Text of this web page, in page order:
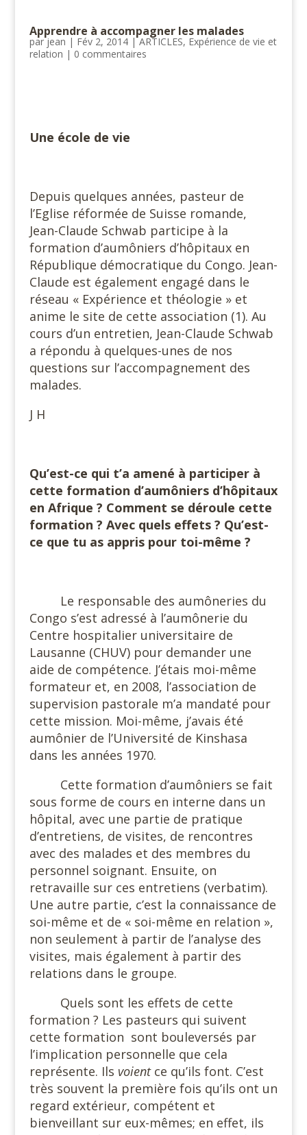
Apprendre à accompagner les malades
parjean | Fév 2, 2014|ARTICLES, Expérience de vie et
relation | 0 commentaires
Une école de vie
Depuis quelques années, pasteur de
l’Eglise réformée de Suisse romande,
Jean-Claude Schwab participe à la
formation d’aumôniers d’hôpitaux en
République démocratique du Congo. Jean-
Claude est également engagé dans le
réseau « Expérience et théologie » et
anime le site de cette association (1). Au
cours d’un entretien, Jean-Claude Schwab
a répondu à quelques-unes de nos
questions sur l’accompagnement des
malades.
J H
Qu’est-ce qui t’a amené à participer à
cette formation d’aumôniers d’hôpitaux
en Afrique ? Comment se déroule cette
formation ? Avec quels effets ? Qu’est-
ce que tu as appris pour toi-même ?
Le responsable des aumôneries du
Congo s’est adressé à l’aumônerie du
Centre hospitalier universitaire de
Lausanne (CHUV) pour demander une
aide de compétence. J’étais moi-même
formateur et, en 2008, l’association de
supervision pastorale m’a mandaté pour
cette mission. Moi-même, j’avais été
aumônier de l’Université de Kinshasa
dans les années 1970.
Cette formation d’aumôniers se fait
sous forme de cours en interne dans un
hôpital, avec une partie de pratique
d’entretiens, de visites, de rencontres
avec des malades et des membres du
personnel soignant. Ensuite, on
retravaille sur ces entretiens (verbatim).
Une autre partie, c’est la connaissance de
soi-même et de « soi-même en relation »,
non seulement à partir de l’analyse des
visites, mais également à partir des
relations dans le groupe.
Quels sont les effets de cette
formation ? Les pasteurs qui suivent
cette formation sont bouleversés par
l’implication personnelle que cela
représente. Ils voientce qu’ils font. C’est
très souvent la première fois qu’ils ont un
regard extérieur, compétent et
bienveillant sur eux-mêmes; en effet, ils